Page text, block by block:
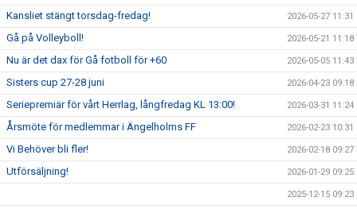
Kansliet stängt torsdag-fredag! 2026-05-27 11:31
Gå på Volleyboll! 2026-05-21 11:18
Nu är det dax för Gå fotboll för +60 2026-05-05 11:43
Sisters cup 27-28 juni 2026-04-23 09:18
Seriepremiär för vårt Herrlag, långfredag KL 13:00! 2026-03-31 11:24
Årsmöte för medlemmar i Ängelholms FF 2026-02-23 10:31
Vi Behöver bli fler! 2026-02-18 09:27
Utförsäljning! 2026-01-29 09:25
2025-12-15 09:23